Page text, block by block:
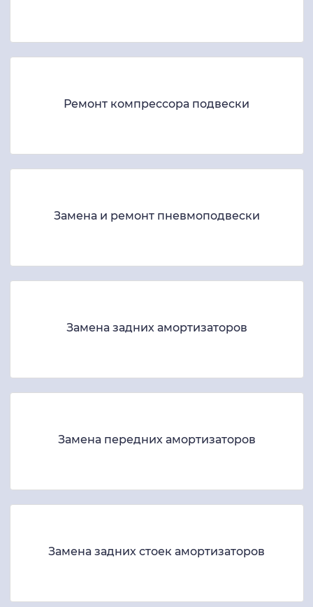
Ремонт компрессора подвески
Замена и ремонт пневмоподвески
Замена задних амортизаторов
Замена передних амортизаторов
Замена задних стоек амортизаторов